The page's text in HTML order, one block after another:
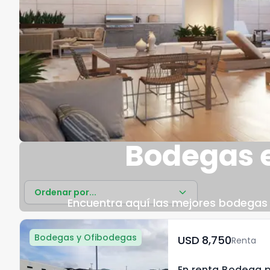
Bodegas
Encuentra aquí las mejores
Ordenar por...
Bodegas y Ofibodegas USD	8,750Renta